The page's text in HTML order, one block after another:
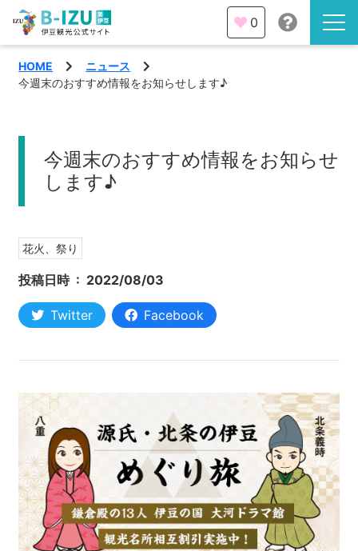
伊豆半島を知る
みる
あそぶ
観光・体験
イベント
エリア
熱海市
三島市
南伊豆町
函南町
西伊豆町
宿泊・予約
旅程作成
AIルートプランナー
アクセス
日本語
合同会社説明会
伊豆ワーケーション
0
HOME
ニュース
今週末のおすすめ情報をお知らせします♪
今週末のおすすめ情報をお知らせ
します♪
花火、祭り
投稿日時 : 2022/08/03
Twitter Facebook